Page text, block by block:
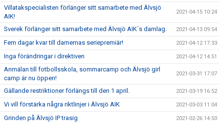
Villatakspecialisten förlänger sitt samarbete med Älvsjö
AIK!
2021-04-15 10:24
Sverek förlänger sitt samarbete med Älvsjö AIK´s damlag. 2021-04-13 09:54
Fem dagar kvar till damernas seriepremiär! 2021-04-12 17:33
Inga förändringar i direktiven 2021-04-12 14:51
Anmälan till fotbollsskola, sommarcamp och Älvsjö girl
camp är nu öppen!
2021-03-31 17:07
Gällande restriktioner förlängs till den 1 april. 2021-03-19 16:52
Vi vill förstärka några riktlinjer i Älvsjö AIK 2021-03-03 11:04
Grinden på Älvsjö IP trasig 2021-02-26 14:50